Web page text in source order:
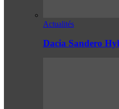
Actualités
Dacia Sandero